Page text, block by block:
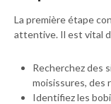
La première étape
attentive. Il est vital
Recherchez des
moisissures, des
Identifiez les